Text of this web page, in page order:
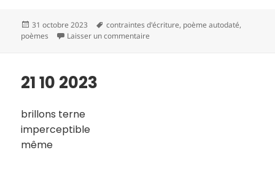
Publié
le
31 octobre 2023
Mots-
clés
contraintes d'écriture, poème autodaté,
poèmes
Laisser un commentaire
21 10 2023
brillons terne
imperceptible
même